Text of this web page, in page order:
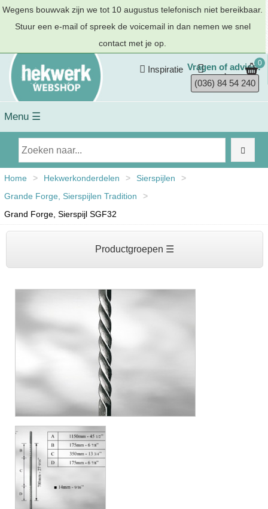
Wegens bouwvak zijn we tot 10 augustus telefonisch niet bereikbaar.
Stuur een e-mail of spreek de voicemail in dan nemen we snel
contact met je op.
Vragen of advies?
(036) 84 54 240
Menu ☰
Inspiratie
0
Home > Hekwerkonderdelen > Sierspijlen
>
Grande Forge, Sierspijlen Tradition
>
Grand Forge, Sierspijl SGF32
Productgroepen ☰